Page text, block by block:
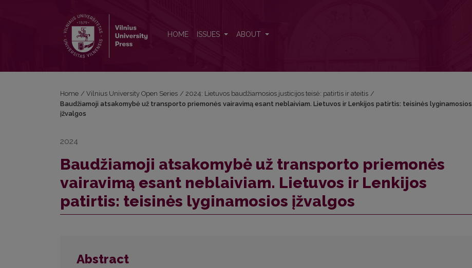
HOME ISSUES ABOUT
Home / Vilnius University Open Series / 2024: Lietuvos baudžiamosios justicijos teisė: patirtis ir ateitis /
Baudžiamoji atsakomybė už transporto priemonės vairavimą esant neblaiviam. Lietuvos ir Lenkijos patirtis: teisinės lyginamosios
įžvalgos
2024
Baudžiamoji atsakomybė už transporto priemonės
vairavimą esant neblaiviam. Lietuvos ir Lenkijos
patirtis: teisinės lyginamosios įžvalgos
Abstract